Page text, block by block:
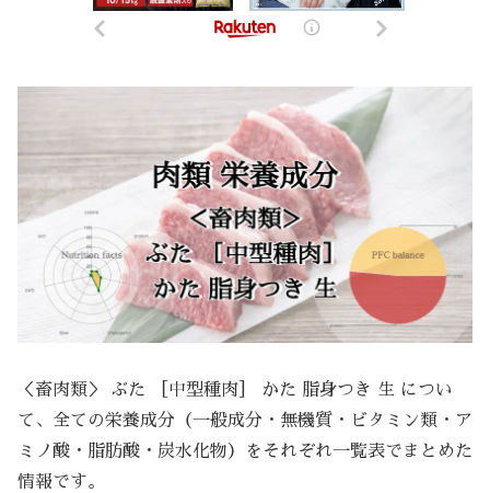
＜畜肉類＞ ぶた ［中型種肉］ かた 脂身つき 生 につい
て、全ての栄養成分（一般成分・無機質・ビタミン類・ア
ミノ酸・脂肪酸・炭水化物）をそれぞれ一覧表でまとめた
情報です。